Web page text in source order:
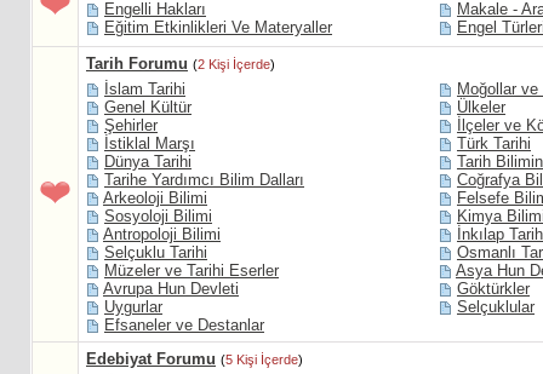
Engelli Hakları
Makale -
Eğitim Etkinlikleri Ve Materyaller
Engel
Tarih Forumu (2 Kişi İçerde)
İslam Tarihi
Moğollar
Genel Kültür
Ülkeler
Şehirler
İlçeler ve
İstiklal Marşı
Türk Tarihi
Dünya Tarihi
Tarih
Tarihe Yardımcı Bilim Dalları
Coğrafya
Arkeoloji Bilimi
Felsefe
Sosyoloji Bilimi
Kimya
Antropoloji Bilimi
İnkılap
Selçuklu Tarihi
Osmanlı
Müzeler ve Tarihi Eserler
Asya Hun
Avrupa Hun Devleti
Göktürkler
Uygurlar
Selçuklular
Efsaneler ve Destanlar
Edebiyat Forumu (5 Kişi İçerde)